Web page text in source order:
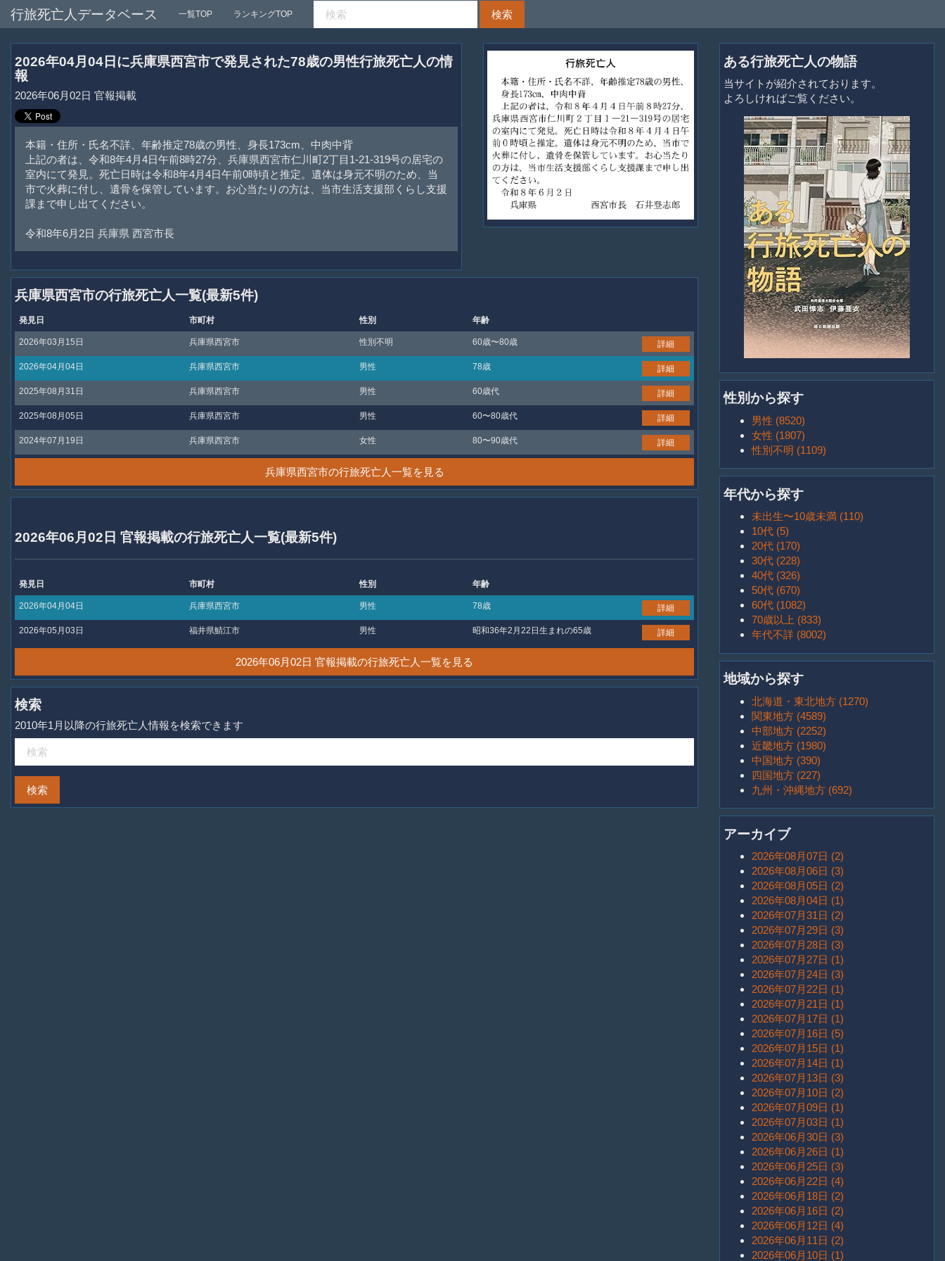
行旅死亡人データベース 一覧TOP ランキングTOP
2026年04月04日に兵庫県西宮市で発見された78歳の男性行旅死亡人の情
報
2026年06月02日 官報掲載
本籍・住所・氏名不詳、年齢推定78歳の男性、身長173cm、中肉中背
上記の者は、令和8年4月4日午前8時27分、兵庫県西宮市仁川町2丁目1-21-319号の居宅の
室内にて発見。死亡日時は令和8年4月4日午前0時頃と推定。遺体は身元不明のため、当
市で火葬に付し、遺骨を保管しています。お心当たりの方は、当市生活支援部くらし支援
課まで申し出てください。
令和8年6月2日 兵庫県 西宮市長
兵庫県西宮市の行旅死亡人一覧(最新5件)
発見日 市町村 性別 年齢
2026年03月15日 兵庫県西宮市 性別不明 60歳〜80歳 詳細
2026年04月04日 兵庫県西宮市 男性 78歳 詳細
2025年08月31日 兵庫県西宮市 男性 60歳代 詳細
2025年08月05日 兵庫県西宮市 男性 60〜80歳代 詳細
2024年07月19日 兵庫県西宮市 女性 80〜90歳代 詳細
兵庫県西宮市の行旅死亡人一覧を見る
2026年06月02日 官報掲載の行旅死亡人一覧(最新5件)
発見日 市町村 性別 年齢
2026年04月04日 兵庫県西宮市 男性 78歳 詳細
2026年05月03日 福井県鯖江市 男性 昭和36年2月22日生まれの65歳 詳細
2026年06月02日 官報掲載の行旅死亡人一覧を見る
検索
2010年1月以降の行旅死亡人情報を検索できます
ある行旅死亡人の物語
当サイトが紹介されております。
よろしければご覧ください。
性別から探す
男性 (8520)
女性 (1807)
性別不明 (1109)
年代から探す
未出生〜10歳未満 (110)
10代 (5)
20代 (170)
30代 (228)
40代 (326)
50代 (670)
60代 (1082)
70歳以上 (833)
年代不詳 (8002)
地域から探す
北海道・東北地方 (1270)
関東地方 (4589)
中部地方 (2252)
近畿地方 (1980)
中国地方 (390)
四国地方 (227)
九州・沖縄地方 (692)
アーカイブ
2026年08月07日 (2)
2026年08月06日 (3)
2026年08月05日 (2)
2026年08月04日 (1)
2026年07月31日 (2)
2026年07月29日 (3)
2026年07月28日 (3)
2026年07月27日 (1)
2026年07月24日 (3)
2026年07月22日 (1)
2026年07月21日 (1)
2026年07月17日 (1)
2026年07月16日 (5)
2026年07月15日 (1)
2026年07月14日 (1)
2026年07月13日 (3)
2026年07月10日 (2)
2026年07月09日 (1)
2026年07月03日 (1)
2026年06月30日 (3)
2026年06月26日 (1)
2026年06月25日 (3)
2026年06月22日 (4)
2026年06月18日 (2)
2026年06月16日 (2)
2026年06月12日 (4)
2026年06月11日 (2)
2026年06月10日 (1)